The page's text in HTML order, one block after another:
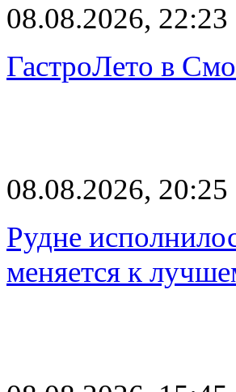
08.08.2026, 22:23
ГастроЛето в
08.08.2026, 20:25
Рудне
меняется к